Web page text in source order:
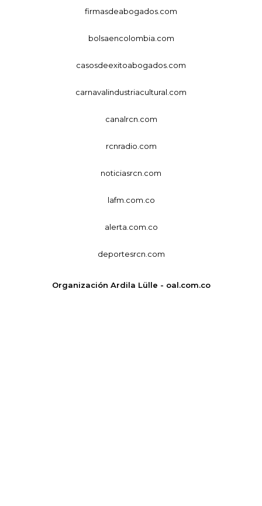
firmasdeabogados.com
bolsaencolombia.com
casosdeexitoabogados.com
carnavalindustriacultural.com
canalrcn.com
rcnradio.com
noticiasrcn.com
lafm.com.co
alerta.com.co
deportesrcn.com
Organización Ardila Lülle - oal.com.co